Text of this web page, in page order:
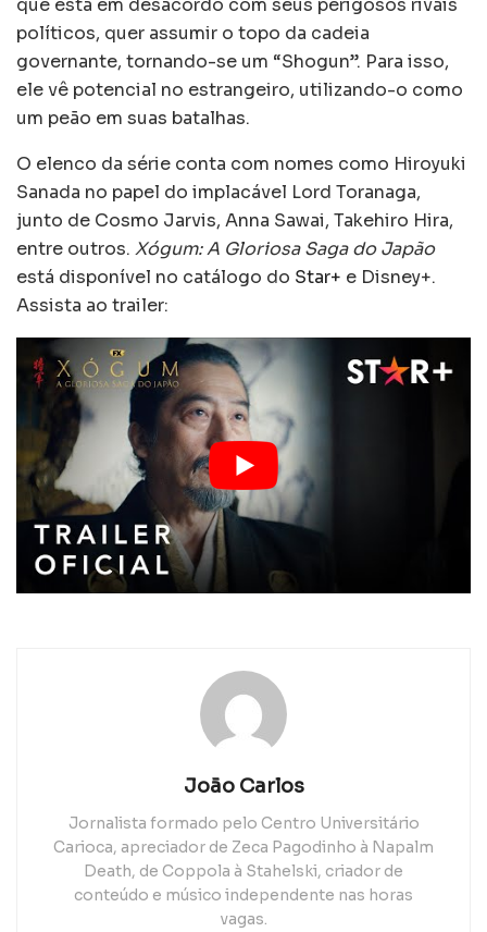
que está em desacordo com seus perigosos rivais
políticos, quer assumir o topo da cadeia
governante, tornando-se um “Shogun”. Para isso,
ele vê potencial no estrangeiro, utilizando-o como
um peão em suas batalhas.
O elenco da série conta com nomes como Hiroyuki
Sanada no papel do implacável Lord Toranaga,
junto de Cosmo Jarvis, Anna Sawai, Takehiro Hira,
entre outros. Xógum: A Gloriosa Saga do Japão
está disponível no catálogo do Star+ e Disney+.
Assista ao trailer:
João Carlos
Jornalista formado pelo Centro Universitário
Carioca, apreciador de Zeca Pagodinho à Napalm
Death, de Coppola à Stahelski, criador de
conteúdo e músico independente nas horas
vagas.